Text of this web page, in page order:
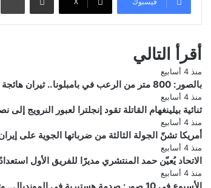
أقرأ التالي
منذ 4 أسابيع
بالصور: 800 متر من الرعب في بامبلونا.. ثيران هائجة تسحق المغامرين ولن تصدق ما يحدث في «حلبة الموت»!
منذ 4 أسابيع
ثنائية بيلينغهام القاتلة تقود إنجلترا لعبور النرويج إلى
منذ 4 أسابيع
أمريكا تشنّ الجولة الثالثة من ضرباتها الجوية على
منذ 4 أسابيع
الاتحاد يُعيّن حمد المنتشري مديرًا للفريق الأول استعدادًا
منذ 4 أسابيع